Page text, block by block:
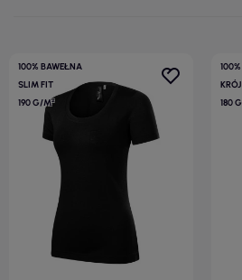
100% BAWEŁNA
SLIM FIT
190 G/M²
180